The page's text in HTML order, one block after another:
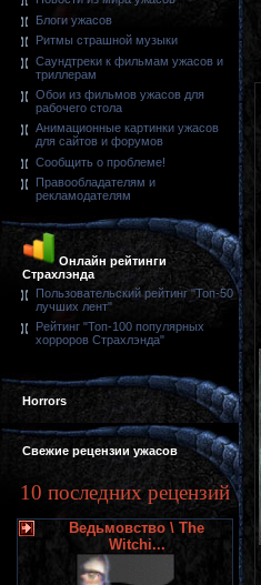
Блоги ужасов
Ритмы страшной музыки
Саундтреки к фильмам ужасов и
триллерам
Обои из фильмов ужасов для
рабочего стола
Анимационные картинки ужасов
для сайтов и форумов
Сообщить о проблеме!
Правообладателям и
рекламодателям
Онлайн рейтинги
Страхлэнда
Пользовательский рейтинг "Топ-50
лучших лент"
Рейтинг "Топ-100 популярных
хорроров Страхлэнда"
Horrors
Свежие рецензии ужасов
10 последних рецензий
Ведьмовство \ The
Witchi...